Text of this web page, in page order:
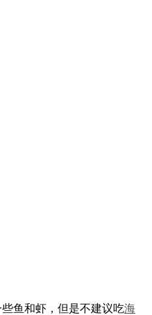
鱼和虾，但是不建议吃海